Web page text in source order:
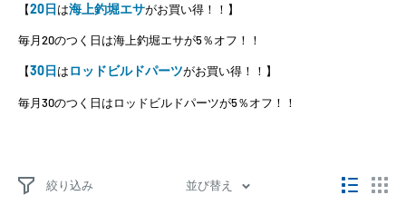
【20日は海上釣堀エサがお買い得！！】
毎月20のつく日は海上釣堀エサが5％オフ！！
【30日 はロッドビルドパーツがお買い得！！】
毎月30のつく日はロッドビルドパーツが5％オフ！！
絞り込み 並び替え